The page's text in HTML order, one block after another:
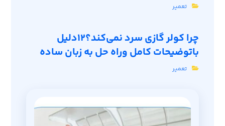
تعمیر
چرا کولر گازی سرد نمی‌کند؟12دلیل
باتوضیحات کامل وراه حل به زبان ساده
تعمیر